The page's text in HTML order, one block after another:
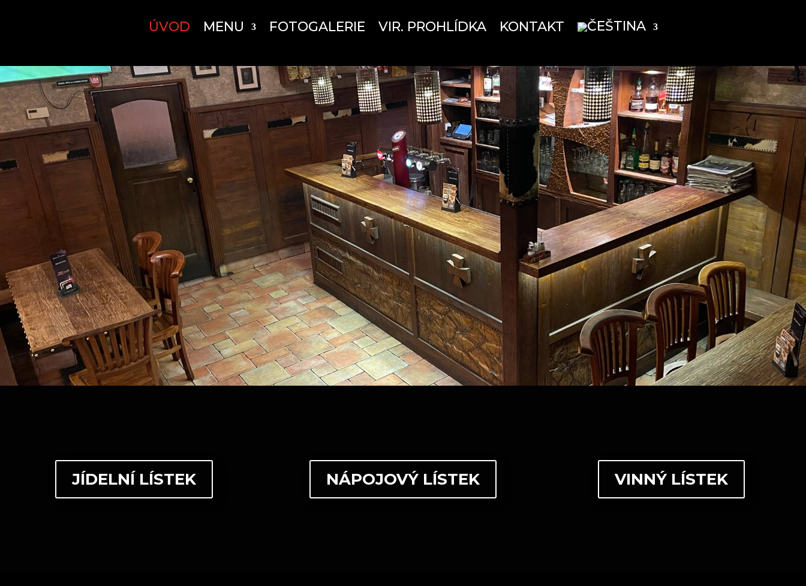
ÚVOD MENU FOTOGALERIE VIR. PROHLÍDKA KONTAKT
HOSTINEC U TEMPLÁŘE
Mohlo by se zdát, že skočit si po práci na jedno dobré řízné točené v centru Prahy za
lidovou cenu, je takřka nemožné. Ovšem opak je pravdou. Nepasterovaný Gambrinus
jako křen za vesnickou cenu a k tomu třeba náš vyhlášený nakládaný Hermelín, či
matjesy s vždy čerstvým chlebem, to je hostinec U Templáře.
Rajský ostrov pro obyčejné lidi a milovníky dobrého piva v moři neuvěřitelně
předražených podniků se silně pokulhávající pečí o kvalitu piva.
Jak už bylo řečeno, nepasterované pivo Gambrinus oceněné mnoha medailemi za
čistotu a kvalitu není vše, co na vás U Templáře čeká. Originální výzdoba hostince, na
které se podíleli a stále průběžně podílejí sami hosté, možnost sledování sportovních
přenosů, to je to, co z našeho hostince dělá váš druhý domov.
JÍDELNÍ LÍSTEK NÁPOJOVÝ LÍSTEK VINNÝ LÍSTEK